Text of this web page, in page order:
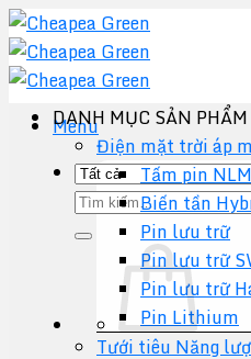
Chuyển
đến
nội
dung
Menu
Tìm
kiếm:
DANH MỤC SẢN PHẨM
Điện mặt trời áp
Tấm pin
Biến tần
Pin lưu trữ
Pin lưu trữ
Pin lưu trữ
Pin Lithium
Tưới tiêu Năng